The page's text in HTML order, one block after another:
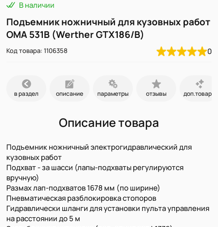
В наличии
Подъемник ножничный для кузовных работ
OMA 531B (Werther GTX186/B)
Код товара: 1106358 0
в раздел описание параметры отзывы доп.товары
Описание товара
Подъемник ножничный электрогидравлический для
кузовных работ
Подхват - за шасси (лапы-подхваты регулируются
вручную)
Размах лап-подхватов 1678 мм (по ширине)
Пневматическая разблокировка стопоров
Гидравлически шланги для установки пульта управления
на расстоянии до 5 м